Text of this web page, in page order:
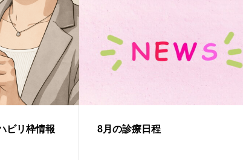
ビリ枠情報 8月の診療日程